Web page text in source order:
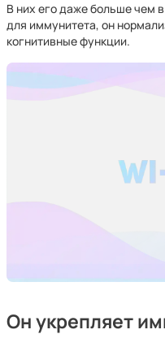
В них его даже больше чем
для иммунитета, он
когнитивные функции.
Он укрепляет